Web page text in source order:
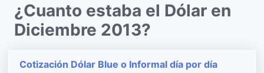
¿Cuanto estaba el Dólar en
Diciembre 2013?
Cotización Dólar Blue o Informal día por día